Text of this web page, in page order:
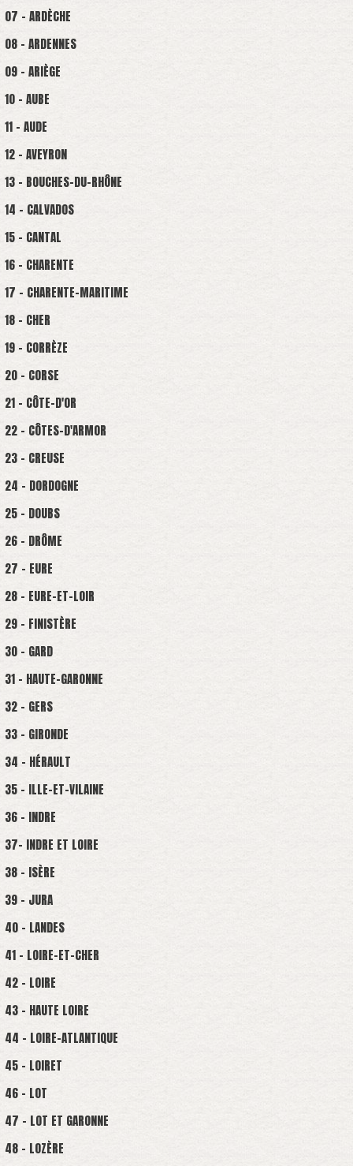
07 - ARDÈCHE
08 - ARDENNES
09 - ARIÈGE
10 - AUBE
11 - AUDE
12 - AVEYRON
13 - BOUCHES-DU-RHÔNE
14 - CALVADOS
15 - CANTAL
16 - CHARENTE
17 - CHARENTE-MARITIME
18 - CHER
19 - CORRÈZE
20 - CORSE
21 - CÔTE-D'OR
22 - CÔTES-D'ARMOR
23 - CREUSE
24 - DORDOGNE
25 - DOUBS
26 - DRÔME
27 - EURE
28 - EURE-ET-LOIR
29 - FINISTÈRE
30 - GARD
31 - HAUTE-GARONNE
32 - GERS
33 - GIRONDE
34 - HÉRAULT
35 - ILLE-ET-VILAINE
36 - INDRE
37- INDRE ET LOIRE
38 - ISÈRE
39 - JURA
40 - LANDES
41 - LOIRE-ET-CHER
42 - LOIRE
43 - HAUTE LOIRE
44 - LOIRE-ATLANTIQUE
45 - LOIRET
46 - LOT
47 - LOT ET GARONNE
48 - LOZÈRE